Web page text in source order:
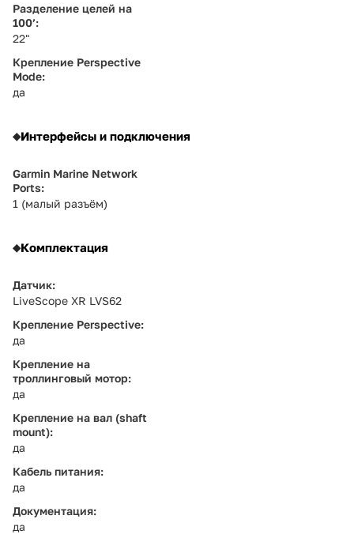
Разделение целей на
100’:
22"
Крепление Perspective
Mode:
да
Интерфейсы и подключения
Garmin Marine Network
Ports:
1 (малый разъём)
Комплектация
Датчик:
LiveScope XR LVS62
Крепление Perspective:
да
Крепление на
троллинговый мотор:
да
Крепление на вал (shaft
mount):
да
Кабель питания:
да
Документация:
да